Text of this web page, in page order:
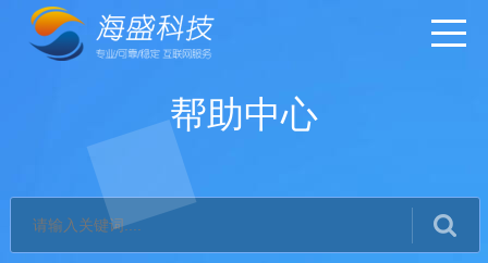
帮助中心